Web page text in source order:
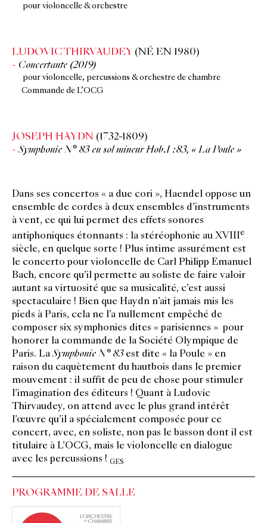
pour violoncelle & orchestre
LUDOVIC THIRVAUDEY (NÉ EN 1980)
Concertante (2019)
pour violoncelle, percussions & orchestre de chambre
Commande de L’OCG
JOSEPH HAYDN (1732-1809)
Symphonie N° 83 en sol mineur Hob.I :83, « La Poule »
Dans ses concertos « a due cori », Haendel oppose un
ensemble de cordes à deux ensembles d’instruments
à vent, ce qui lui permet des effets sonores
antiphoniques étonnants : la stéréophonie au XVIIIe
siècle, en quelque sorte ! Plus intime assurément est
le concerto pour violoncelle de Carl Philipp Emanuel
Bach, encore qu’il permette au soliste de faire valoir
autant sa virtuosité que sa musicalité, c’est aussi
spectaculaire ! Bien que Haydn n’ait jamais mis les
pieds à Paris, cela ne l’a nullement empêché de
composer six symphonies dites « parisiennes » pour
honorer la commande de la Société Olympique de
Paris. LaSymphonie N° 83 est dite « la Poule » en
raison du caquètement du hautbois dans le premier
mouvement : il suffit de peu de chose pour stimuler
l’imagination des éditeurs ! Quant à Ludovic
Thirvaudey, on attend avec le plus grand intérêt
l’œuvre qu’il a spécialement composée pour ce
concert, avec, en soliste, non pas le basson dont il est
titulaire à L’OCG, mais le violoncelle en dialogue
avec les percussions ! GES
PROGRAMME DE SALLE